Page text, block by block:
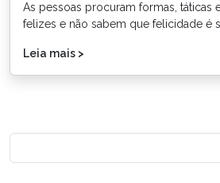
As pessoas procuram formas, táticas
felizes e não sabem que felicidade é
Leia mais >